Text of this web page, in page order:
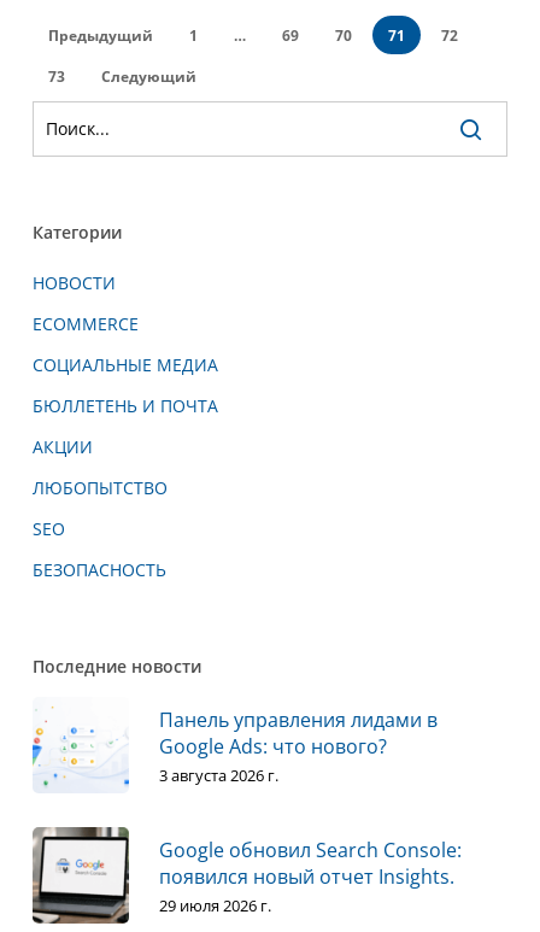
Предыдущий 1 … 69 70 71
72
73
Следующий
Категории
НОВОСТИ
ECOMMERCE
СОЦИАЛЬНЫЕ МЕДИА
БЮЛЛЕТЕНЬ И ПОЧТА
АКЦИИ
ЛЮБОПЫТСТВО
SEO
БЕЗОПАСНОСТЬ
Последние новости
Панель управления лидами в
Google Ads: что нового?
3 августа 2026 г.
Google обновил Search Console:
появился новый отчет Insights.
29 июля 2026 г.